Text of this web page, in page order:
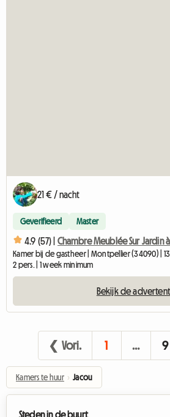
21 € / nacht
Geverifieerd Master
4.9 (57) | Chambre Meublée Sur Jardin
Kamer bij de gastheer | Montpellier (34090) |
2 pers. | 1 week minimum
Bekijk de
❮ Vori. 1 … 9
Kamers te huur › Jacou
Steden in de buurt